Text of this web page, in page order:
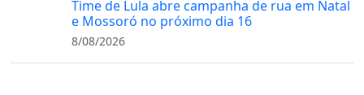
Time de Lula abre campanha de rua em Natal
e Mossoró no próximo dia 16
8/08/2026